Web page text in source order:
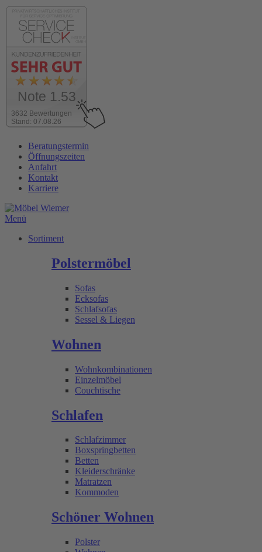
3632 Bewertungen
Stand: 07.08.26
Note 1.53
Inhalt
wechseln
Beratungstermin
Öffnungszeiten
Anfahrt
Kontakt
Karriere
Menü
Sortiment
Polstermöbel
Sofas
Ecksofas
Schlafsofas
Sessel & Liegen
Wohnen
Wohnkombinationen
Einzelmöbel
Couchtische
Schlafen
Schlafzimmer
Boxspringbetten
Betten
Kleiderschränke
Matratzen
Kommoden
Schöner Wohnen
Polster